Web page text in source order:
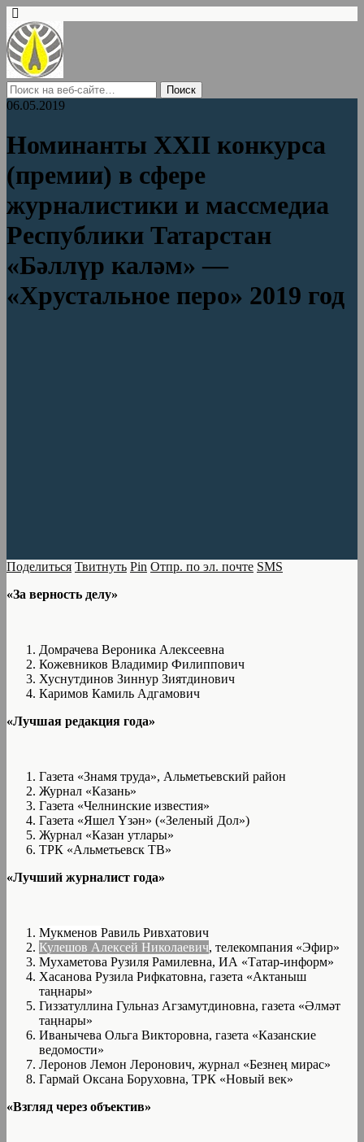
06.05.2019
Номинанты XXII конкурса
(премии) в сфере
журналистики и массмедиа
Республики Татарстан
«Бәллүр каләм» —
«Хрустальное перо» 2019 год
Поделиться Твитнуть Pin Отпр. по эл. почте SMS
«За верность делу»
Домрачева Вероника Алексеевна
Кожевников Владимир Филиппович
Хуснутдинов Зиннур Зиятдинович
Каримов Камиль Адгамович
«Лучшая редакция года»
Газета «Знамя труда», Альметьевский район
Журнал «Казань»
Газета «Челнинские известия»
Газета «Яшел Үзән» («Зеленый Дол»)
Журнал «Казан утлары»
ТРК «Альметьевск ТВ»
«Лучший журналист года»
Мукменов Равиль Ривхатович
Кулешов Алексей Николаевич, телекомпания «Эфир»
Мухаметова Рузиля Рамилевна, ИА «Татар-информ»
Хасанова Рузила Рифкатовна, газета «Актаныш
таңнары»
Гиззатуллина Гульназ Агзамутдиновна, газета «Әлмәт
таңнары»
Иванычева Ольга Викторовна, газета «Казанские
ведомости»
Леронов Лемон Леронович, журнал «Безнең мирас»
Гармай Оксана Боруховна, ТРК «Новый век»
«Взгляд через объектив»